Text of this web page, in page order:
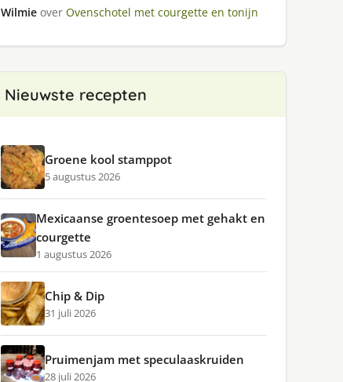
Wilmie over Ovenschotel met courgette en tonijn
Nieuwste recepten
Groene kool stamppot
5 augustus 2026
Mexicaanse groentesoep met gehakt en
courgette
1 augustus 2026
Chip & Dip
31 juli 2026
Pruimenjam met speculaaskruiden
28 juli 2026